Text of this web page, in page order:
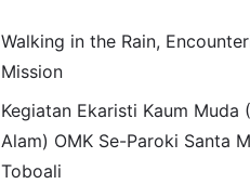
Walking in the Rain,
Mission
Kegiatan Ekaristi Kaum Muda
Alam) OMK Se-Paroki Santa
Toboali